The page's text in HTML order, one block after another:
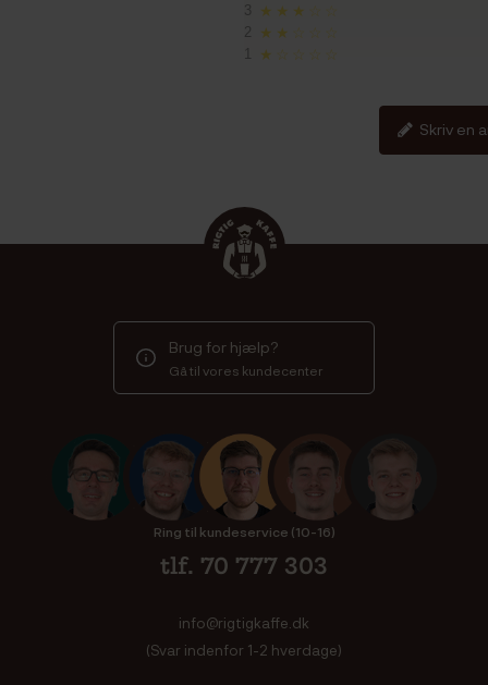
3 ★★★☆☆
2 ★★☆☆☆
★☆☆☆☆
Skriv en
Brug for hjælp?
Gå til vores kundecenter
Ring til kundeservice (10-16)
tlf. 70 777 303
info@rigtigkaffe.dk
(Svar indenfor 1-2 hverdage)